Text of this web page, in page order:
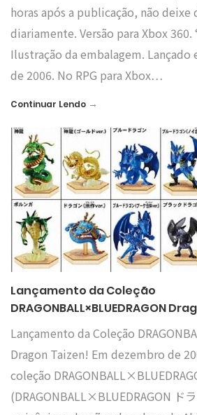
horas após a publicação, não deixe
diariamente. Versão para Xbox 360.
Ilustração da embalagem. Lançado
de 2006. No RPG para Xbox…
Continuar Lendo →
Lançamento da Coleção
DRAGONBALL×BLUEDRAGON
Lançamento da Coleção
Dragon Taizen! Em dezembro de
coleção
(DRAGONBALL×BLUEDRAGON ド